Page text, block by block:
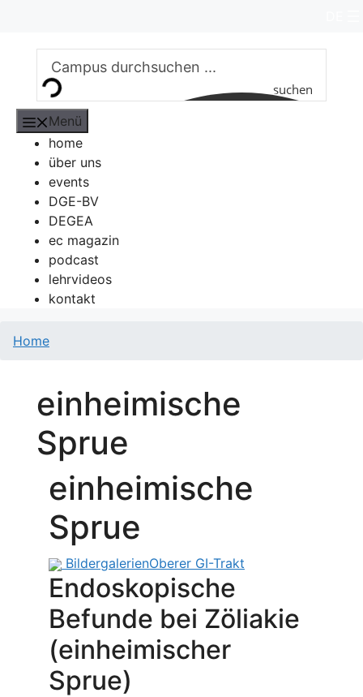
springen
suchen
Menü
home
über uns
events
DGE-BV
DEGEA
ec magazin
podcast
lehrvideos
kontakt
Home
einheimische
Sprue
einheimische
Sprue
BildergalerienOberer GI-Trakt
Endoskopische
Befunde bei Zöliakie
(einheimischer
Sprue)